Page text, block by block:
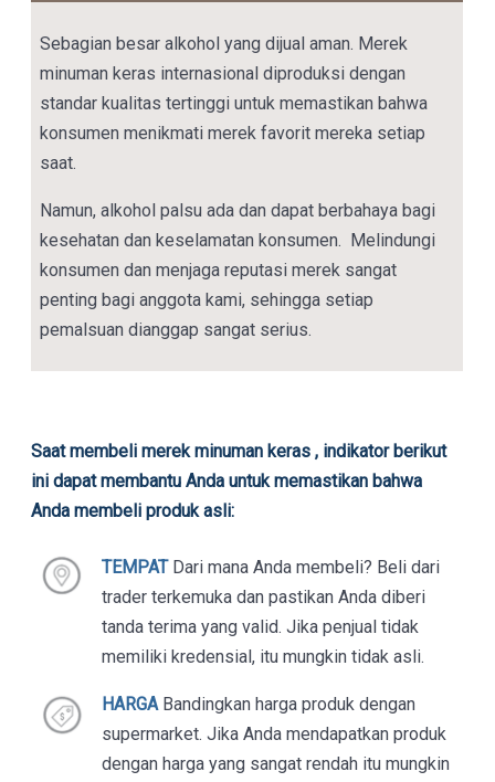
Sebagian besar alkohol yang dijual aman. Merek
minuman keras internasional diproduksi dengan
standar kualitas tertinggi untuk memastikan bahwa
konsumen menikmati merek favorit mereka setiap
saat.
Namun, alkohol palsu ada dan dapat berbahaya bagi
kesehatan dan keselamatan konsumen. Melindungi
konsumen dan menjaga reputasi merek sangat
penting bagi anggota kami, sehingga setiap
pemalsuan dianggap sangat serius.
Saat membeli merek minuman keras , indikator berikut
ini dapat membantu Anda untuk memastikan bahwa
Anda membeli produk asli:
TEMPATDari mana Anda membeli? Beli dari
trader terkemuka dan pastikan Anda diberi
tanda terima yang valid. Jika penjual tidak
memiliki kredensial, itu mungkin tidak asli.
HARGA Bandingkan harga produk dengan
supermarket. Jika Anda mendapatkan produk
dengan harga yang sangat rendah itu mungkin